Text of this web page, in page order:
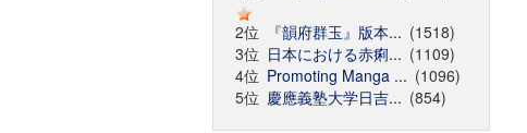
2位
『韻府群玉』版本... (1518)
3位 日本における赤痢... (1109)
4位 Promoting Manga ... (1096)
5位 慶應義塾大学日吉... (854)